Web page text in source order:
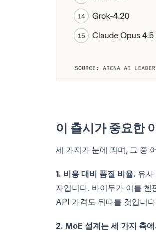
이 출시가 중요한
세 가지가 눈에 띄며, 그 중
1. 비용 대비 품질 비율. 유
자입니다. 바이두가 이를
API 가격도 뒤따를 것입니
2. MoE 설계는 세 가지 축